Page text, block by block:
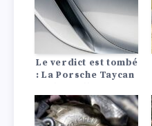
Le verdict est tombé
: La Porsche Taycan
véhicule électrique
au monde. Voici